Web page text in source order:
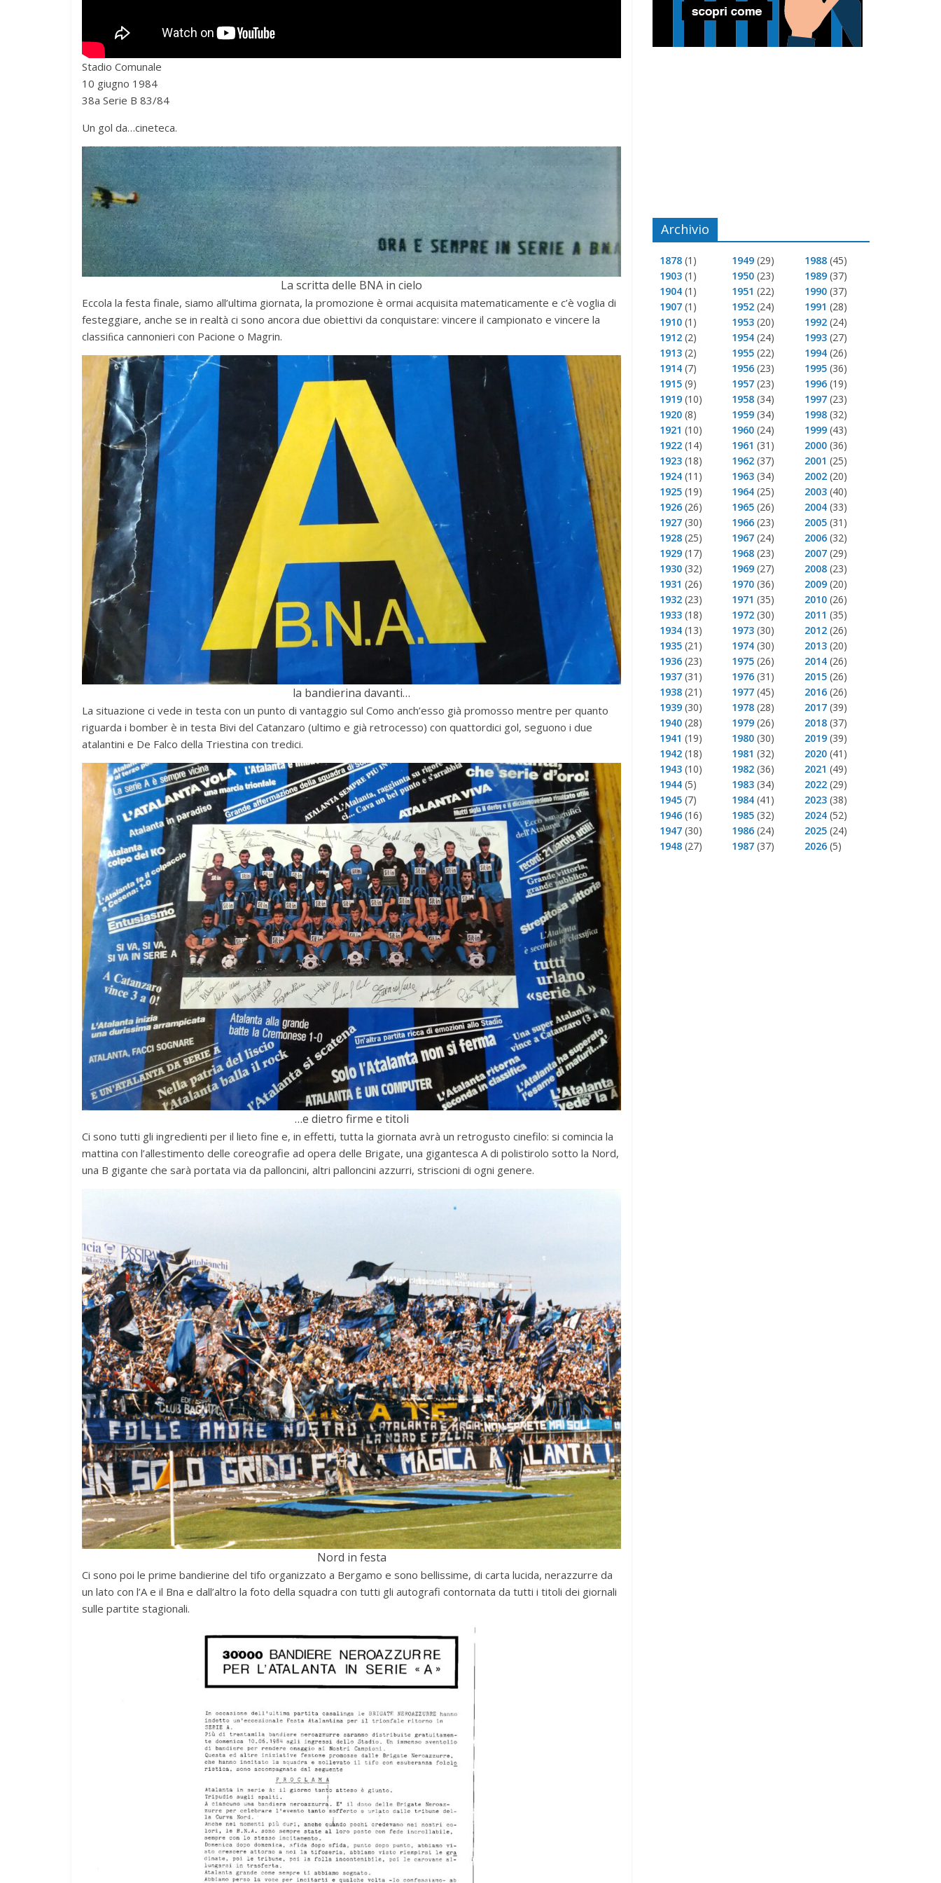
Stadio Comunale
10 giugno 1984
38a Serie B 83/84
Un gol da…cineteca.
La scritta delle BNA in cielo
Eccola la festa finale, siamo all’ultima giornata, la promozione è ormai acquisita matematicamente e c’è voglia di
festeggiare, anche se in realtà ci sono ancora due obiettivi da conquistare: vincere il campionato e vincere la
classiﬁca cannonieri con Pacione o Magrin.
la bandierina davanti…
La situazione ci vede in testa con un punto di vantaggio sul Como anch’esso già promosso mentre per quanto
riguarda i bomber è in testa Bivi del Catanzaro (ultimo e già retrocesso) con quattordici gol, seguono i due
atalantini e De Falco della Triestina con tredici.
…e dietro firme e titoli
Ci sono tutti gli ingredienti per il lieto fine e, in effetti, tutta la giornata avrà un retrogusto cinefilo: si comincia la
mattina con l’allestimento delle coreografie ad opera delle Brigate, una gigantesca A di polistirolo sotto la Nord,
una B gigante che sarà portata via da palloncini, altri palloncini azzurri, striscioni di ogni genere.
Nord in festa
Ci sono poi le prime bandierine del tifo organizzato a Bergamo e sono bellissime, di carta lucida, nerazzurre da
un lato con l’A e il Bna e dall’altro la foto della squadra con tutti gli autografi contornata da tutti i titoli dei giornali
sulle partite stagionali.
Archivio
1878 (1)
1903 (1)
1904 (1)
1907 (1)
1910 (1)
1912 (2)
1913 (2)
1914 (7)
1915 (9)
1919 (10)
1920 (8)
1921 (10)
1922 (14)
1923 (18)
1924 (11)
1925 (19)
1926 (26)
1927 (30)
1928 (25)
1929 (17)
1930 (32)
1931 (26)
1932 (23)
1933 (18)
1934 (13)
1935 (21)
1936 (23)
1937 (31)
1938 (21)
1939 (30)
1940 (28)
1941 (19)
1942 (18)
1943 (10)
1944 (5)
1945 (7)
1946 (16)
1947 (30)
1948 (27)
1949 (29)
1950 (23)
1951 (22)
1952 (24)
1953 (20)
1954 (24)
1955 (22)
1956 (23)
1957 (23)
1958 (34)
1959 (34)
1960 (24)
1961 (31)
1962 (37)
1963 (34)
1964 (25)
1965 (26)
1966 (23)
1967 (24)
1968 (23)
1969 (27)
1970 (36)
1971 (35)
1972 (30)
1973 (30)
1974 (30)
1975 (26)
1976 (31)
1977 (45)
1978 (28)
1979 (26)
1980 (30)
1981 (32)
1982 (36)
1983 (34)
1984 (41)
1985 (32)
1986 (24)
1987 (37)
1988(45)
1989(37)
1990(37)
1991 (28)
1992(24)
1993(27)
1994(26)
1995(36)
1996(19)
1997(23)
1998(32)
1999(43)
2000(36)
2001 (25)
2002(20)
2003(40)
2004(33)
2005(31)
2006(32)
2007(29)
2008(23)
2009(20)
2010(26)
2011 (35)
2012(26)
2013(20)
2014(26)
2015(26)
2016(26)
2017(39)
2018(37)
2019(39)
2020(41)
2021 (49)
2022(29)
2023(38)
2024(52)
2025(24)
2026(5)